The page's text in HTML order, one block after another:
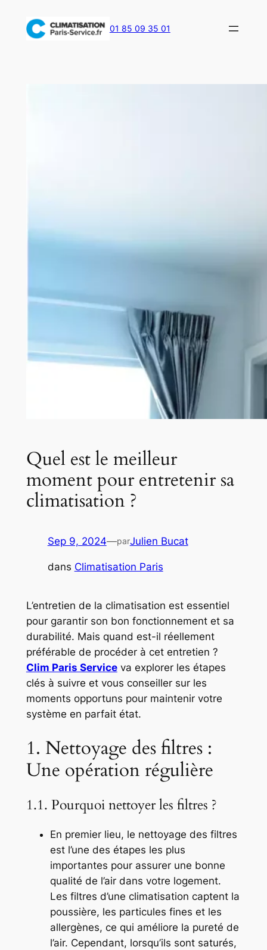
01 85 09 35 01
Quel est le meilleur
moment pour entretenir sa
climatisation ?
Sep 9, 2024—parJulien Bucat
dans Climatisation Paris
L’entretien de la climatisation est essentiel
pour garantir son bon fonctionnement et sa
durabilité. Mais quand est-il réellement
préférable de procéder à cet entretien ?
Clim Paris Serviceva explorer les étapes
clés à suivre et vous conseiller sur les
moments opportuns pour maintenir votre
système en parfait état.
1. Nettoyage des filtres :
Une opération régulière
1.1. Pourquoi nettoyer les filtres ?
En premier lieu, le nettoyage des filtres
est l’une des étapes les plus
importantes pour assurer une bonne
qualité de l’air dans votre logement.
Les filtres d’une climatisation captent la
poussière, les particules fines et les
allergènes, ce qui améliore la pureté de
l’air. Cependant, lorsqu’ils sont saturés,